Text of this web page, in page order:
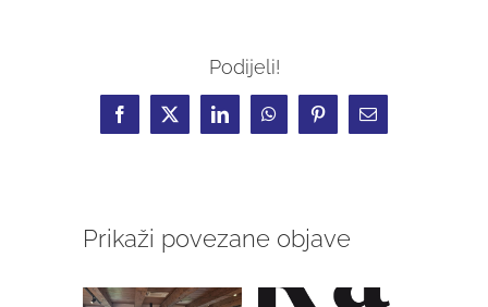
Podijeli!
Facebook
X LinkedInWhatsAppPinterestEmail:
Prikaži povezane objave